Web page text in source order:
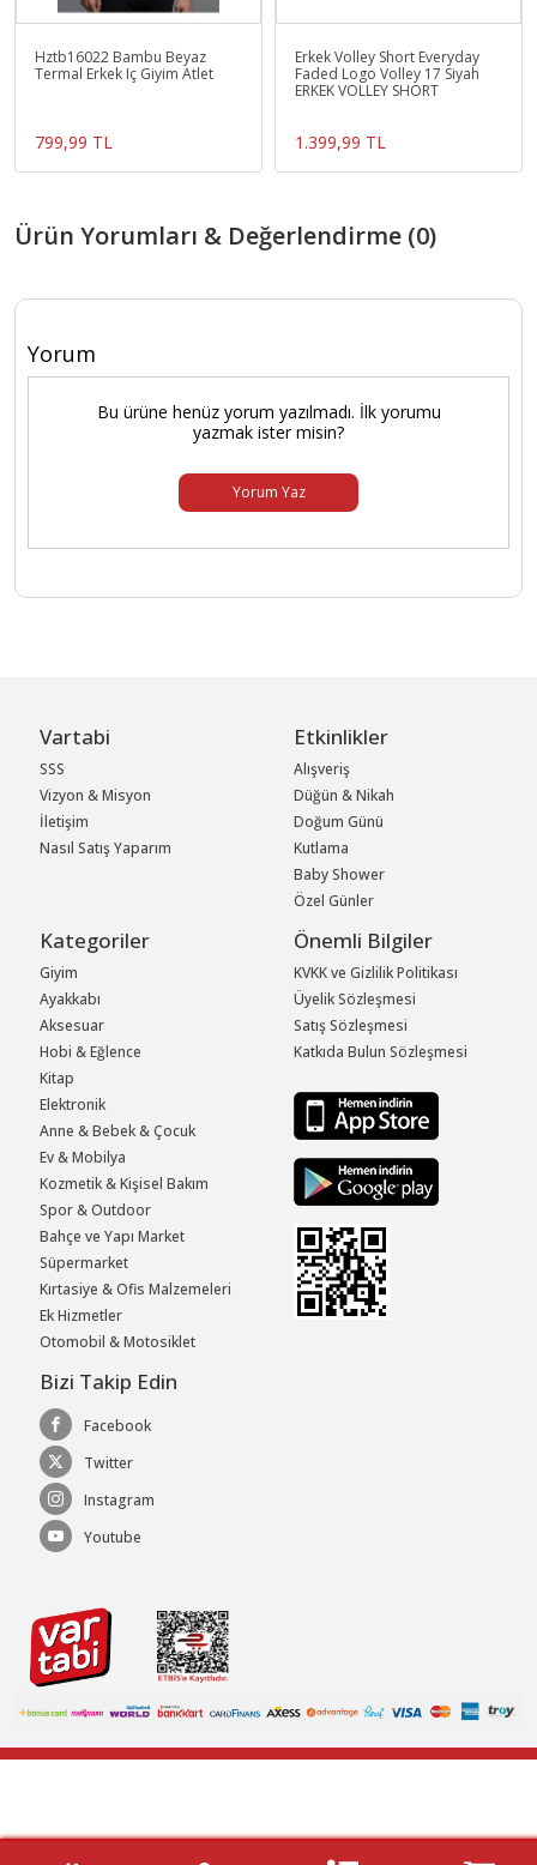
Hztb16022 Bambu Beyaz
Termal Erkek Iç Giyim Atlet
799,99 TL
Erkek Volley Short Everyday
Faded Logo Volley 17 Siyah
ERKEK VOLLEY SHORT
1.399,99 TL
Ürün Yorumları & Değerlendirme (0)
Yorum
Bu ürüne henüz yorum yazılmadı. İlk yorumu
yazmak ister misin?
Yorum Yaz
Vartabi
SSS
Vizyon & Misyon
İletişim
Nasıl Satış Yaparım
Etkinlikler
Alışveriş
Düğün & Nikah
Doğum Günü
Kutlama
Baby Shower
Özel Günler
Kategoriler
Giyim
Ayakkabı
Aksesuar
Hobi & Eğlence
Kitap
Elektronik
Anne & Bebek & Çocuk
Ev & Mobilya
Kozmetik & Kişisel Bakım
Spor & Outdoor
Bahçe ve Yapı Market
Süpermarket
Kırtasiye & Ofis Malzemeleri
Ek Hizmetler
Otomobil & Motosiklet
Önemli Bilgiler
KVKK ve Gizlilik Politikası
Üyelik Sözleşmesi
Satış Sözleşmesi
Katkıda Bulun Sözleşmesi
Bizi Takip Edin
Facebook
Twitter
Instagram
Youtube